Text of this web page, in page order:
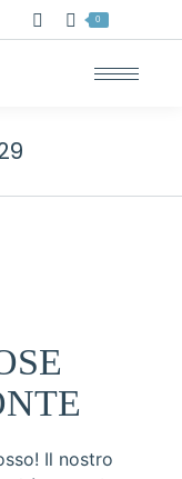
Cerca: 0
Il nostro